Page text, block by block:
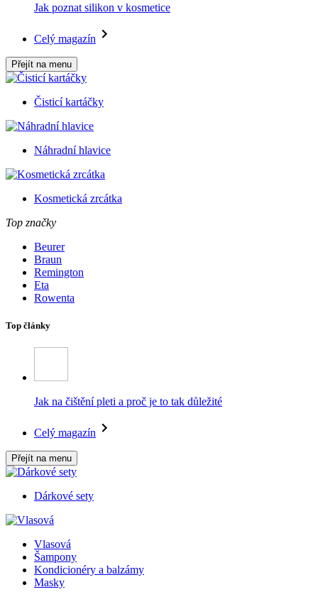
Jak poznat silikon v kosmetice
Celý magazín
Přejít na menu
Čisticí kartáčky
Náhradní hlavice
Kosmetická zrcátka
Top značky
Beurer
Braun
Remington
Eta
Rowenta
Top články
Jak na čištění pleti a proč je to tak důležité
Celý magazín
Přejít na menu
Dárkové sety
Vlasová
Šampony
Kondicionéry a balzámy
Masky